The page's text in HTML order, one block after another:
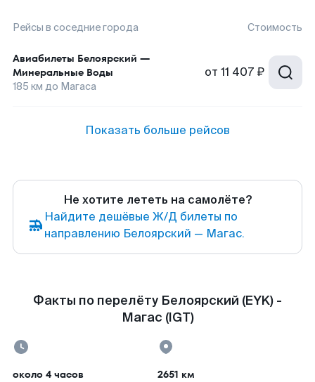
Рейсы в соседние города Стоимость
Авиабилеты Белоярский —
Минеральные Воды
185 км до Магаса
от 11 407 ₽
Показать больше рейсов
Не хотите лететь на самолёте?
Найдите дешёвые Ж/Д билеты по
направлению Белоярский — Магас.
Факты по перелёту Белоярский (EYK) -
Магас (IGT)
около 4 часов 2651 км